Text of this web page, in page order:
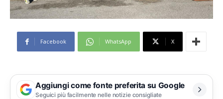
Facebook WhatsApp X
Aggiungi come fonte preferita su Google
Seguici più facilmente nelle notizie consigliate